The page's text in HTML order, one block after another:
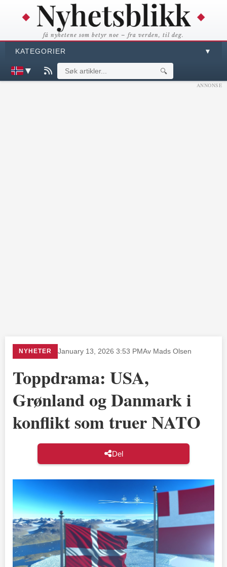
få nyhetene som betyr noe – fra verden, til deg.
KATEGORIER ▼
▼ 🔍
ANNONSE
NYHETER January 13, 2026 3:53 PMAv Mads Olsen
Toppdrama: USA,
Grønland og Danmark i
konflikt som truer NATO
Del